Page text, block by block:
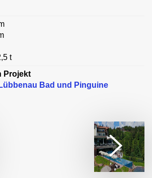
t
Projekt
Bad und Pinguine